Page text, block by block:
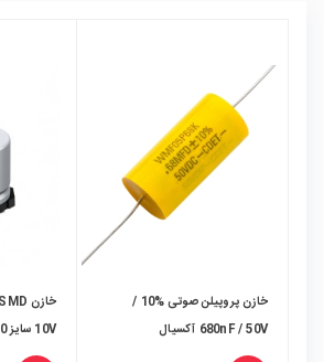
خازن پروپیلن صوتی %10 /
680nF / 50V آکسیال
10V سایز 10x10